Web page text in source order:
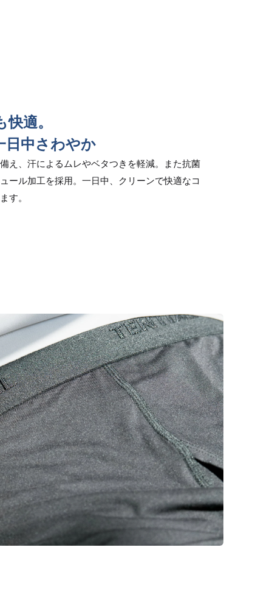
適。
日中さわやか
え、汗によるムレやベタつきを軽減。また抗菌
ール加工を採用。一日中、クリーンで快適なコ
す。